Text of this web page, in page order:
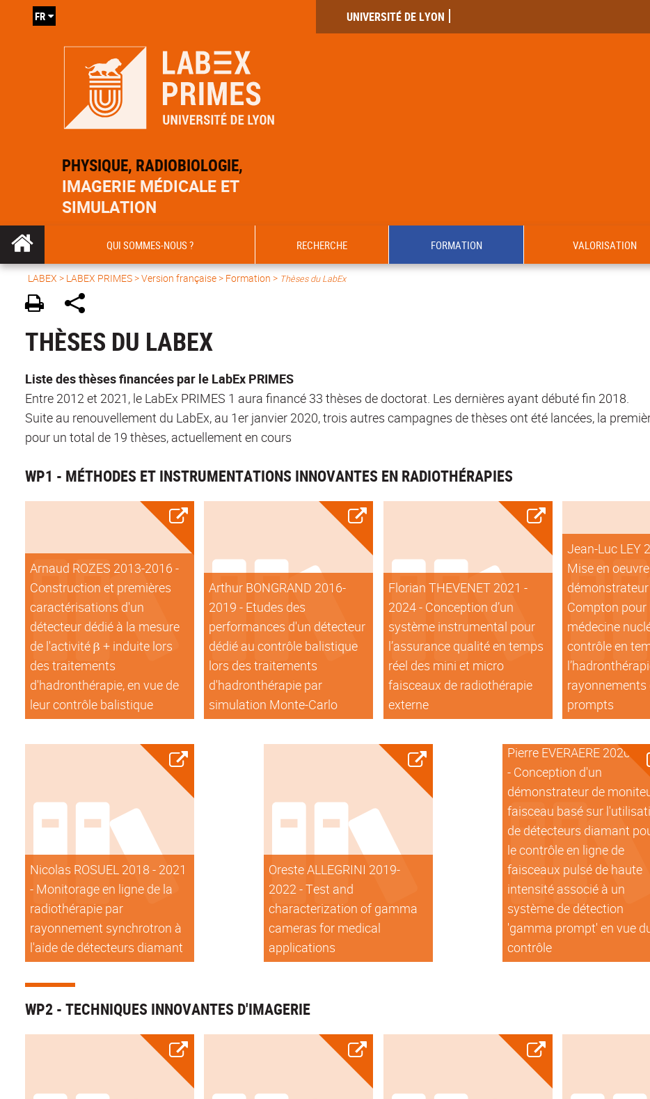
PHYSIQUE, RADIOBIOLOGIE,
IMAGERIE MÉDICALE ET
SIMULATION
UNIVERSITÉ DE LYON
FR
QUI SOMMES-NOUS ? RECHERCHE FORMATION VALORISATION
LABEX > LABEX PRIMES>Version française> Formation > Thèses du LabEx
THÈSES DU LABEX
Liste des thèses financées par le LabEx PRIMES
Entre 2012 et 2021, le LabEx PRIMES 1 aura financé 33 thèses de doctorat. Les dernières ayant débuté fin 2018.
Suite au renouvellement du LabEx, au 1er janvier 2020, trois autres campagnes de thèses ont été lancées, la
pour un total de 19 thèses, actuellement en cours
WP1 - MÉTHODES ET INSTRUMENTATIONS INNOVANTES EN RADIOTHÉRAPIES
Arnaud ROZES 2013-2016 -
Construction et premières
caractérisations d'un
détecteur dédié à la mesure
de l'activité β + induite lors
des traitements
d'hadronthérapie, en vue de
leur contrôle balistique
Arthur BONGRAND 2016-
2019 - Etudes des
performances d'un détecteur
dédié au contrôle balistique
lors des traitements
d'hadronthérapie par
simulation Monte-Carlo
Florian THEVENET 2021 -
2024 - Conception d’un
système instrumental pour
l’assurance qualité en temps
réel des mini et micro
faisceaux de radiothérapie
externe
Jean-Luc LEY
Mise en oeuvre
Compton pour
médecine
contrôle en
prompts
Nicolas ROSUEL 2018 - 2021
- Monitorage en ligne de la
radiothérapie par
rayonnement synchrotron à
l'aide de détecteurs diamant
Oreste ALLEGRINI 2019-
2022 - Test and
characterization of gamma
cameras for medical
applications
Pierre EVERAERE 2020-
- Conception d'un
démonstrateur de
faisceau basé sur
de détecteurs diamant
le contrôle en ligne de
faisceaux pulsé de haute
intensité associé à un
système de détection
'gamma prompt' en vue
contrôle
WP2 - TECHNIQUES INNOVANTES D'IMAGERIE